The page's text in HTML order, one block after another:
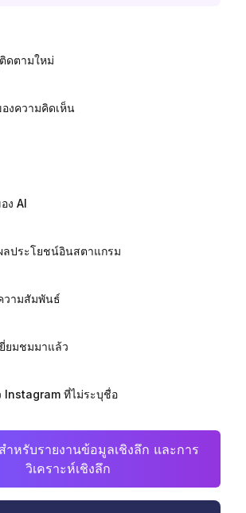
ดตามใหม่
งความคิดเห็น
ง AI
ลประโยชน์อินสตาแกรม
วามสัมพันธ์
ยมชมมาแล้ว
Instagram ที่ไม่ระบุชื่อ
หรับรายงานข้อมูลเชิงลึก และการ
วิเคราะห์เชิงลึก